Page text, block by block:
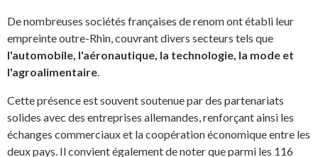
De nombreuses sociétés françaises de renom ont établi leur
empreinte outre-Rhin, couvrant divers secteurs tels que
l'automobile, l'aéronautique, la technologie, la mode et
l'agroalimentaire.
Cette présence est souvent soutenue par des partenariats
solides avec des entreprises allemandes, renforçant ainsi les
échanges commerciaux et la coopération économique entre les
deux pays. Il convient également de noter que parmi les 116